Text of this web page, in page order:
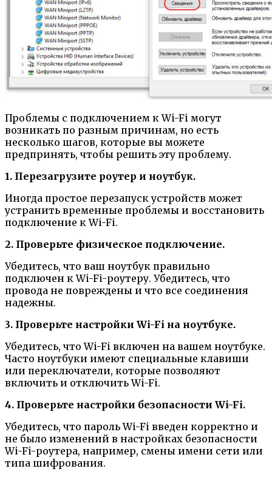
Проблемы с подключением к Wi-Fi могут
возникать по разным причинам, но есть
несколько шагов, которые вы можете
предпринять, чтобы решить эту проблему.
1. Перезагрузите роутер и ноутбук.
Иногда простое перезапуск устройств может
устранить временные проблемы и восстановить
подключение к Wi-Fi.
2. Проверьте физическое подключение.
Убедитесь, что ваш ноутбук правильно
подключен к Wi-Fi-роутеру. Убедитесь, что
провода не повреждены и что все соединения
надежны.
3. Проверьте настройки Wi-Fi на ноутбуке.
Убедитесь, что Wi-Fi включен на вашем ноутбуке.
Часто ноутбуки имеют специальные клавиши
или переключатели, которые позволяют
включить и отключить Wi-Fi.
4. Проверьте настройки безопасности Wi-Fi.
Убедитесь, что пароль Wi-Fi введен корректно и
не было изменений в настройках безопасности
Wi-Fi-роутера, например, смены имени сети или
типа шифрования.